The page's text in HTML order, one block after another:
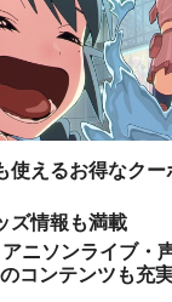
使えるお得なクー
ズ情報も満載
ニソンライブ・
コンテンツも充